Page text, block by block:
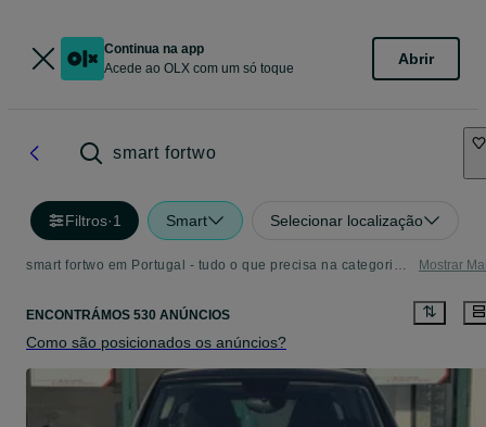
Continua na app
Acede ao OLX com um só toque
Abrir
smart fortwo
Filtros·1 Smart Selecionar localização
smart fortwo em Portugal - tudo o que precisa na categoria Smart Mostrar
ENCONTRÁMOS 530 ANÚNCIOS
Como são posicionados os anúncios?